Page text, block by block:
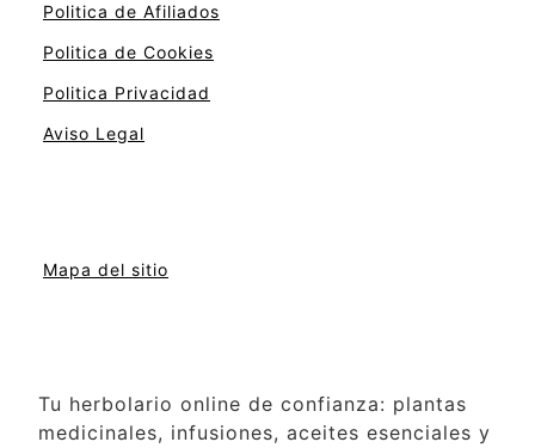
Politica de Afiliados
Politica de Cookies
Politica Privacidad
Aviso Legal
Mapa del sitio
Tu herbolario online de confianza: plantas
medicinales, infusiones, aceites esenciales y